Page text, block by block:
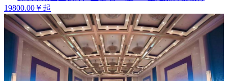
19800.00￥起